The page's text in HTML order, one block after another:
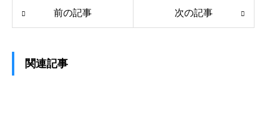
前の記事 次の記事
関連記事